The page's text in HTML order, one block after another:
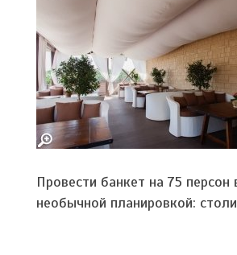
Провести банкет на 75
необычной планировкой: